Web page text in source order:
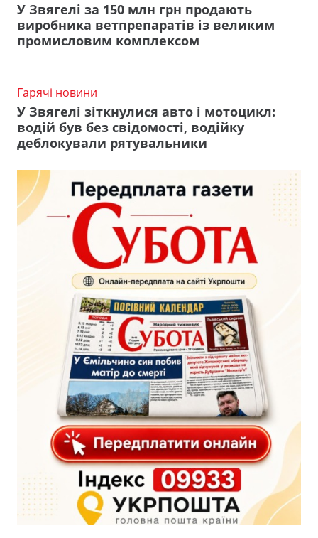
У Звягелі за 150 млн грн продають
виробника ветпрепаратів із великим
промисловим комплексом
Гарячі новини
У Звягелі зіткнулися авто і мотоцикл:
водій був без свідомості, водійку
деблокували рятувальники